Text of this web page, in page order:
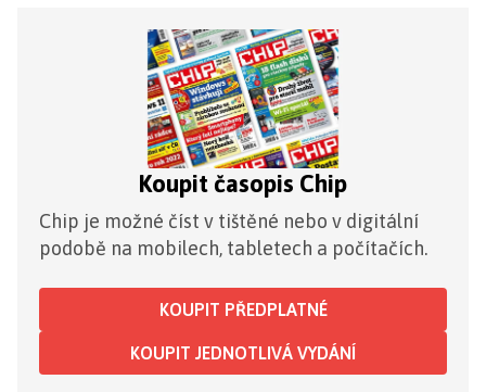
Koupit časopis Chip
Chip je možné číst v tištěné nebo v digitální
podobě na mobilech, tabletech a počítačích.
KOUPIT PŘEDPLATNÉ
KOUPIT JEDNOTLIVÁ VYDÁNÍ